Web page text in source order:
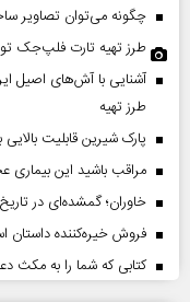
چگونه می‌توان تصاویر
طرز تهیه تارت فلپ‌جک
آشنایی با آش‌های اصیل
طرز تهیه
پارک شیرین قابلیت‌
مراقب باشید این بیماری
خاوران؛ گمشده‌ای در
فروش خیره‌کننده داستان اسباب‌بازی ۵؛ بزرگ‌ترین
کتابی که شما را به مکث